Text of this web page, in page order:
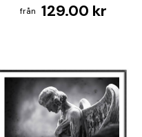
129.00 kr